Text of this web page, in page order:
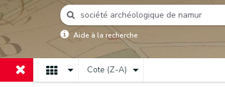
Aide à la recherche
Cote (Z-A)